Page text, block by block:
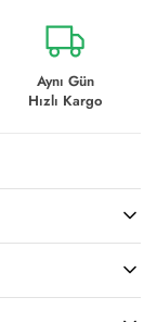
Aynı Gün
Hızlı Kargo